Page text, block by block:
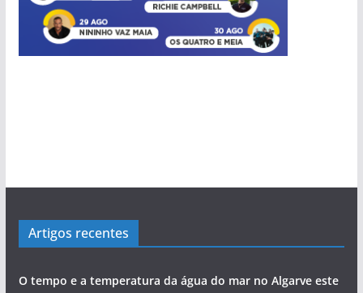
Artigos recentes
O tempo e a temperatura da água do mar no Algarve este